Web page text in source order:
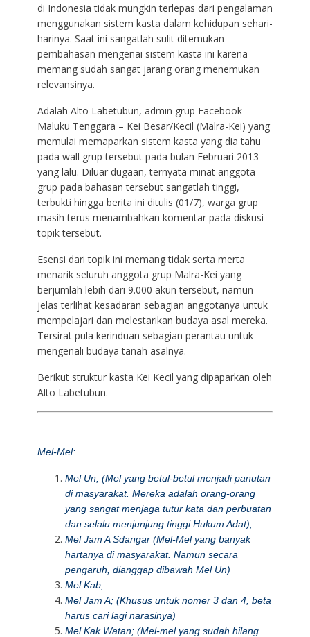
di Indonesia tidak mungkin terlepas dari pengalaman
menggunakan sistem kasta dalam kehidupan sehari-
harinya. Saat ini sangatlah sulit ditemukan
pembahasan mengenai sistem kasta ini karena
memang sudah sangat jarang orang menemukan
relevansinya.
Adalah Alto Labetubun, admin grup Facebook
Maluku Tenggara – Kei Besar/Kecil (Malra-Kei) yang
memulai memaparkan sistem kasta yang dia tahu
pada wall grup tersebut pada bulan Februari 2013
yang lalu. Diluar dugaan, ternyata minat anggota
grup pada bahasan tersebut sangatlah tinggi,
terbukti hingga berita ini ditulis (01/7), warga grup
masih terus menambahkan komentar pada diskusi
topik tersebut.
Esensi dari topik ini memang tidak serta merta
menarik seluruh anggota grup Malra-Kei yang
berjumlah lebih dari 9.000 akun tersebut, namun
jelas terlihat kesadaran sebagian anggotanya untuk
mempelajari dan melestarikan budaya asal mereka.
Tersirat pula kerinduan sebagian perantau untuk
mengenali budaya tanah asalnya.
Berikut struktur kasta Kei Kecil yang dipaparkan oleh
Alto Labetubun.
Mel-Mel:
Mel Un; (Mel yang betul-betul menjadi panutan
di masyarakat. Mereka adalah orang-orang
yang sangat menjaga tutur kata dan perbuatan
dan selalu menjunjung tinggi Hukum Adat);
Mel Jam A Sdangar (Mel-Mel yang banyak
hartanya di masyarakat. Namun secara
pengaruh, dianggap dibawah Mel Un)
Mel Kab;
Mel Jam A; (Khusus untuk nomer 3 dan 4, beta
harus cari lagi narasinya)
Mel Kak Watan; (Mel-mel yang sudah hilang